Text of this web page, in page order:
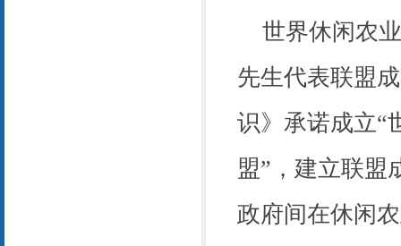
世界休闲农业
先生代表联盟
识》承诺成立“
盟”，建立联盟
政府间在休闲